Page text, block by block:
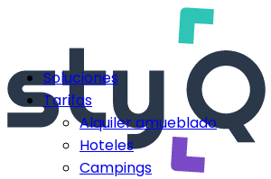
Soluciones
Tarifas
Alquiler amueblado
Hoteles
Campings